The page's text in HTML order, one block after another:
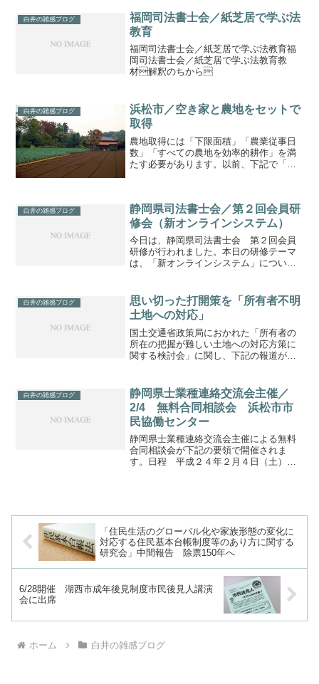
白井の雑感ブログ
福岡司法書士会／紙芝居で学ぶ法
教育
福岡司法書士会／紙芝居で学ぶ法教育福
岡司法書士会／紙芝居で学ぶ法教育教
材解釈のちから
白井の雑感ブログ
浜松市／空き家と農地をセットで
取得
農地取得には「下限面積」「農業従事日
数」「すべての農地を効率的耕作」を満
たす必要があります。以前、下記で「空
日から中山間地域（「過疎...
白井の雑感ブログ
静岡県司法書士会／第２回会員研
修会（新オンラインシステム）
今日は、静岡県司法書士会 第２回会員
研修が行われました。本日の研修テーマ
は、「新オンラインシステム」について
行われることに関し、以下の研修を行い
ました。「登記・供託オン...
白井の雑感ブログ
思い切った打開策を「所有者不明
土地への対応」
国土交通省政策局におかれた「所有者の
所在の把握が難しい土地への対応方策に
関する検討会」に関し、下記の報道があ
土地の増加を鈍化させることにはなりま
すが、抜本的な解消につな...
白井の雑感ブログ
静岡県士業種連絡交流会主催／
2/4 無料合同相談会 浜松市市
民協働センター
静岡県士業種連絡交流会主催による無料
合同相談会が下記の要領で開催されま
す。日程 平成２４年２月４日（土）午
「住民生活のグローバル化や家族形態の変化に
対応する住民基本台帳制度等のあり方に関する
研究会」中間報告 除票150年へ
6/28開催 湖西市成年後見制度市民後見人講演
会に出席
ホーム 白井の雑感ブログ